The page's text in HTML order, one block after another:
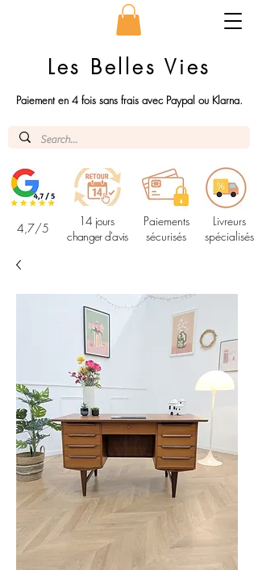
Les Belles Vies
Paiement en 4 fois sans frais avec Paypal ou Klarna.
4,7/5
14 jours
changer d'avis
Paiements
sécurisés
Livreurs
spécialisés